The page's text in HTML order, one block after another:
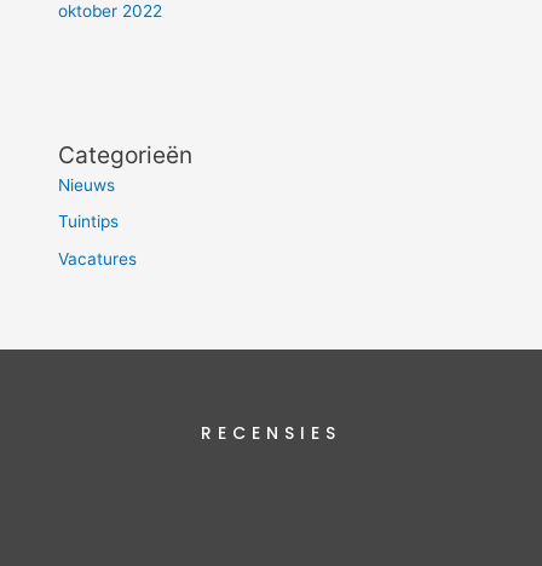
oktober 2022
Categorieën
Nieuws
Tuintips
Vacatures
RECENSIES